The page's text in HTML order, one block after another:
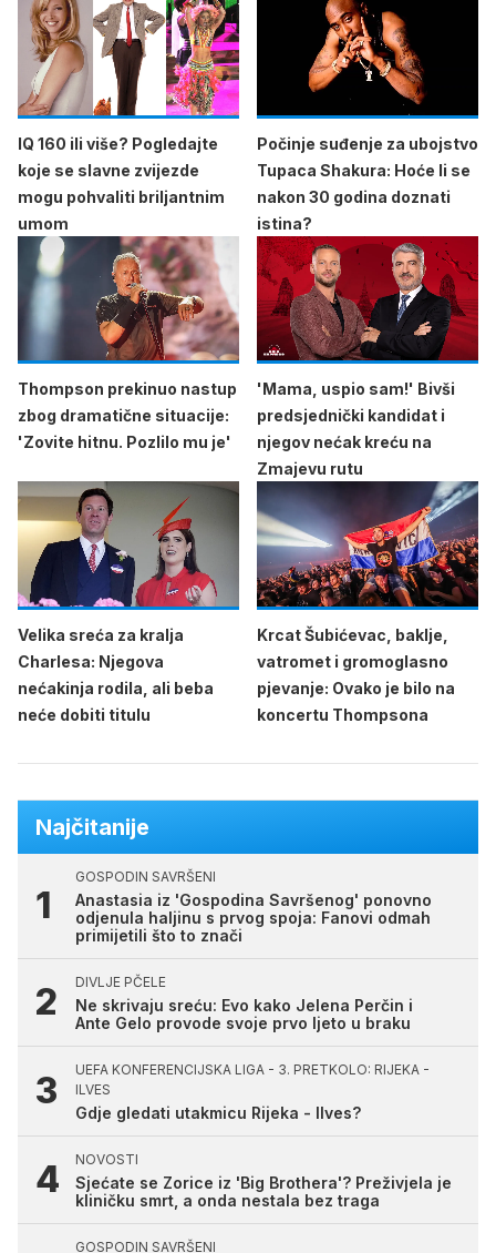
IQ 160 ili više? Pogledajte
koje se slavne zvijezde
mogu pohvaliti briljantnim
umom
Počinje suđenje za ubojstvo
Tupaca Shakura: Hoće li se
nakon 30 godina doznati
istina?
Thompson prekinuo nastup
zbog dramatične situacije:
'Zovite hitnu. Pozlilo mu je'
'Mama, uspio sam!' Bivši
predsjednički kandidat i
njegov nećak kreću na
Zmajevu rutu
Velika sreća za kralja
Charlesa: Njegova
nećakinja rodila, ali beba
neće dobiti titulu
Krcat Šubićevac, baklje,
vatromet i gromoglasno
pjevanje: Ovako je bilo na
koncertu Thompsona
Najčitanije
GOSPODIN SAVRŠENI
Anastasia iz 'Gospodina Savršenog' ponovno
odjenula haljinu s prvog spoja: Fanovi odmah
primijetili što to znači
DIVLJE PČELE
Ne skrivaju sreću: Evo kako Jelena Perčin i
Ante Gelo provode svoje prvo ljeto u braku
UEFA KONFERENCIJSKA LIGA - 3. PRETKOLO: RIJEKA -
ILVES
Gdje gledati utakmicu Rijeka - Ilves?
NOVOSTI
Sjećate se Zorice iz 'Big Brothera'? Preživjela je
kliničku smrt, a onda nestala bez traga
GOSPODIN SAVRŠENI